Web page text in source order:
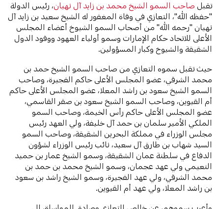
تقبل صاحب السمو الشيخ محمد بن زايد آل نهيان، رئيس الدولة
"حفظه الله"، التعازي في وفاة المغفور له الشيخ سعيد بن زايد آل
نهيان "رحمه الله" من أصحاب السمو الشيوخ أعضاء المجلس
الأعلى للاتحاد حكام الإمارات وسمو أولياء العهود ووفود الدول
الشقيقة والشيوخ وكبار المسؤولين.
حيث تقبل سموه التعازي من صاحب السمو الشيخ حمد بن
محمد الشرقي، عضو المجلس الأعلى حاكم الفجيرة، وصاحب
السمو الشيخ سعود بن راشد المعلا، عضو المجلس الأعلى حاكم
أم القيوين، وصاحب السمو الشيخ سعود بن صقر القاسمي،
عضو المجلس الأعلى حاكم رأس الخيمة، وصاحب السمو
الملكي الأمير سلمان بن حمد آل خليفة، ولي العهد رئيس
مجلس الوزراء في مملكة البحرين الشقيقة، وصاحب السمو
السيد شهاب بن طارق آل سعيد، نائب رئيس الوزراء لشؤون
الدفاع في سلطنة عمان الشقيقة، وسمو الشيخ عمار بن حميد
النعيمي ولي عهد عجمان، وسمو الشيخ محمد بن حمد بن
محمد الشرقي، ولي عهد الفجيرة، وسمو الشيخ راشد بن سعود
بن راشد المعلا، ولي عهد أم القيوين.